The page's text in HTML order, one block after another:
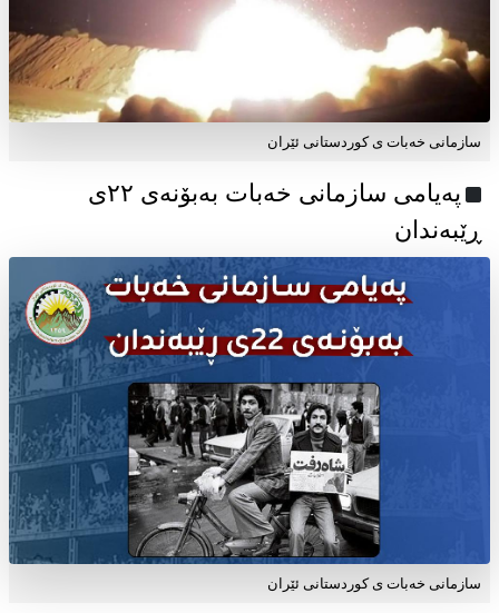
سازمانی خەبات ی کوردستانی ئێران
پەیامی سازمانی خەبات بەبۆنەی ۲۲ی
ڕێبەندان
سازمانی خەبات ی كوردستانی ئێران